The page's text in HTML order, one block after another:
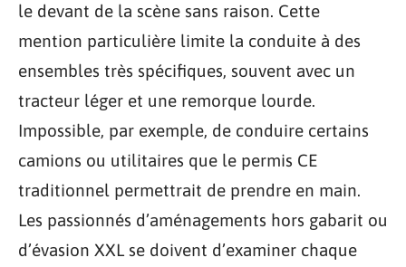
le devant de la scène sans raison. Cette
mention particulière limite la conduite à des
ensembles très spécifiques, souvent avec un
tracteur léger et une remorque lourde.
Impossible, par exemple, de conduire certains
camions ou utilitaires que le permis CE
traditionnel permettrait de prendre en main.
Les passionnés d’aménagements hors gabarit ou
d’évasion XXL se doivent d’examiner chaque